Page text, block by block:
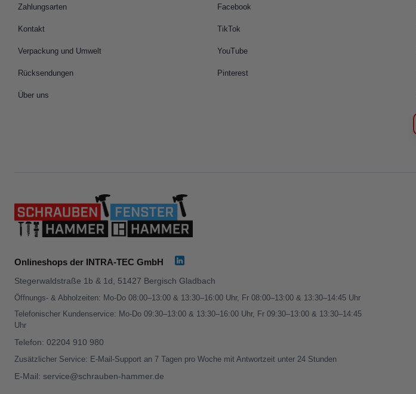
Zahlungsarten
Kontakt
Verpackung und Umwelt
Rücksendungen
Über uns
Facebook
TikTok
YouTube
Pinterest
Onlineshops der INTRA-TEC GmbH
Stegerwaldstraße 1b & 1d, 51427 Bergisch Gladbach
Öffnungs- & Abholzeiten: Mo-Do 08:00–13:00 & 13:30–16:00 Uhr, Fr 08:00–13:00 & 13:30–14:45 Uhr
Telefonischer Kundenservice: Mo-Do 09:30–13:00 & 13:30–16:00 Uhr, Fr 09:30–13:00 & 13:30–14:45
Uhr
Telefon: 02204 910 980
Zusätzlicher Service: E-Mail-Support an 7 Tagen pro Woche mit Antwortzeit unter 24 Stunden
E-Mail: service@schrauben-hammer.de